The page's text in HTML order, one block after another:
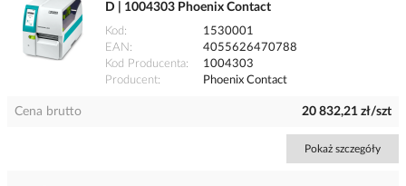
D | 1004303 Phoenix Contact
Kod
1530001
EAN
4055626470788
Kod Producenta
1004303
Producent
Phoenix Contact
Cena brutto 20 832,21 zł/szt
Pokaż szczegóły